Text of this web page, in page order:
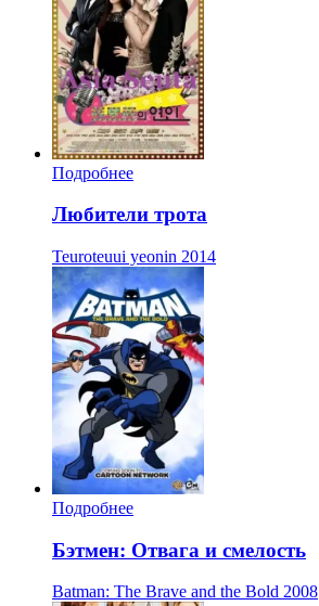
Подробнее
Любители трота
Teuroteuui yeonin 2014
Подробнее
Бэтмен: Отвага и смелость
Batman: The Brave and the Bold 2008